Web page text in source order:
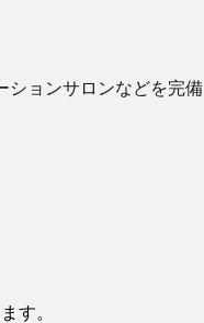
ションサロンなどを完備
す。